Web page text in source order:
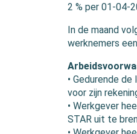
2 % per 01-04-
In de maand
werknemers
• Gedurende
voor zijn
• Werkgever
STAR uit te